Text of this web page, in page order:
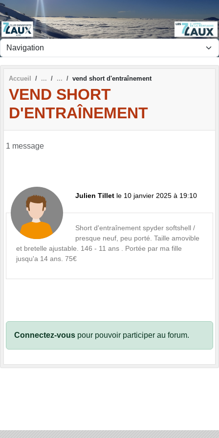
Accueil vend short d'entraînement
VEND SHORT
D'ENTRAÎNEMENT
1 message
Julien Tillet le 10 janvier 2025 à 19:10
Short d'entraînement spyder softshell /
presque neuf, peu porté. Taille amovible
et bretelle ajustable. 146 - 11 ans . Portée par ma fille
jusqu'a 14 ans. 75€
Connectez-vous pour pouvoir participer au forum.
Panneau de gestion des cookies